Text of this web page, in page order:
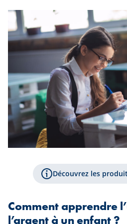
Découvrez les
Comment apprendre
l’argent à un enfant ?